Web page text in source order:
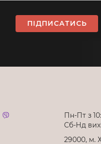
ПІДПИСАТИСЬ
Пн-Пт з
Cб-Нд
29000, м.